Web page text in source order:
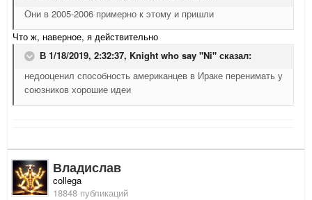
Они в 2005-2006 примерно к этому и пришли
Что ж, наверное, я действительно
В 1/18/2019, 2:32:37, Knight who say "Ni" сказал:
недооценил способность американцев в Ираке перенимать у
союзников хорошие идеи
Владислав
collega
18848 публикаций